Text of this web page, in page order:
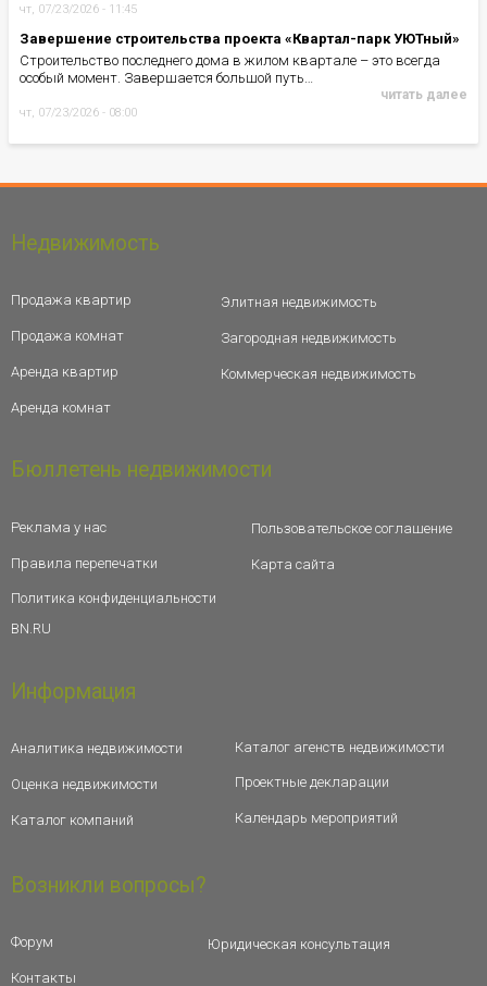
чт, 07/23/2026 - 11:45
Завершение строительства проекта «Квартал-парк УЮТный»
Строительство последнего дома в жилом квартале – это всегда
особый момент. Завершается большой путь…
читать далее
чт, 07/23/2026 - 08:00
Недвижимость
Продажа квартир
Продажа комнат
Аренда квартир
Аренда комнат
Элитная недвижимость
Загородная недвижимость
Коммерческая недвижимость
Бюллетень недвижимости
Реклама у нас
Правила перепечатки
Политика конфиденциальности
BN.RU
Пользовательское соглашение
Карта сайта
Информация
Аналитика недвижимости
Оценка недвижимости
Каталог компаний
Каталог агенств недвижимости
Проектные декларации
Календарь мероприятий
Возникли вопросы?
Форум
Контакты
Юридическая консультация